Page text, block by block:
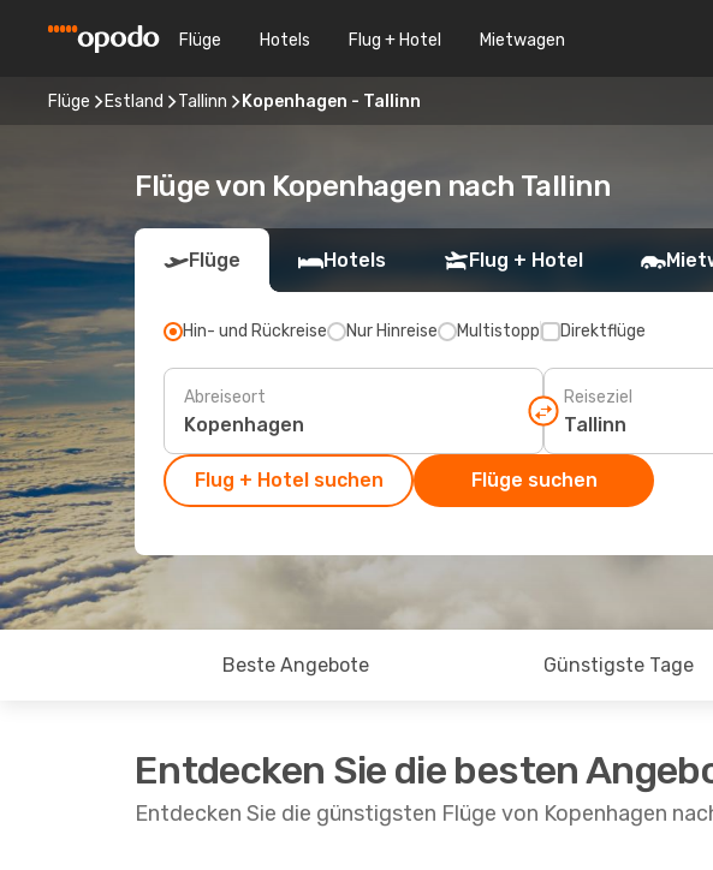
Flüge Hotels Flug + Hotel Mietwagen
Flüge Estland Tallinn Kopenhagen - Tallinn
Flüge von Kopenhagen nach Tallinn
Flüge Hotels Flug + Hotel
Hin- und Rückreise Nur Hinreise Multistopp Direktflüge
Abreiseort Reiseziel
Flug + Hotel suchen Flüge suchen
Beste Angebote Günstigste Tage
Entdecken Sie die besten
Entdecken Sie die günstigsten Flüge von Kopenhagen